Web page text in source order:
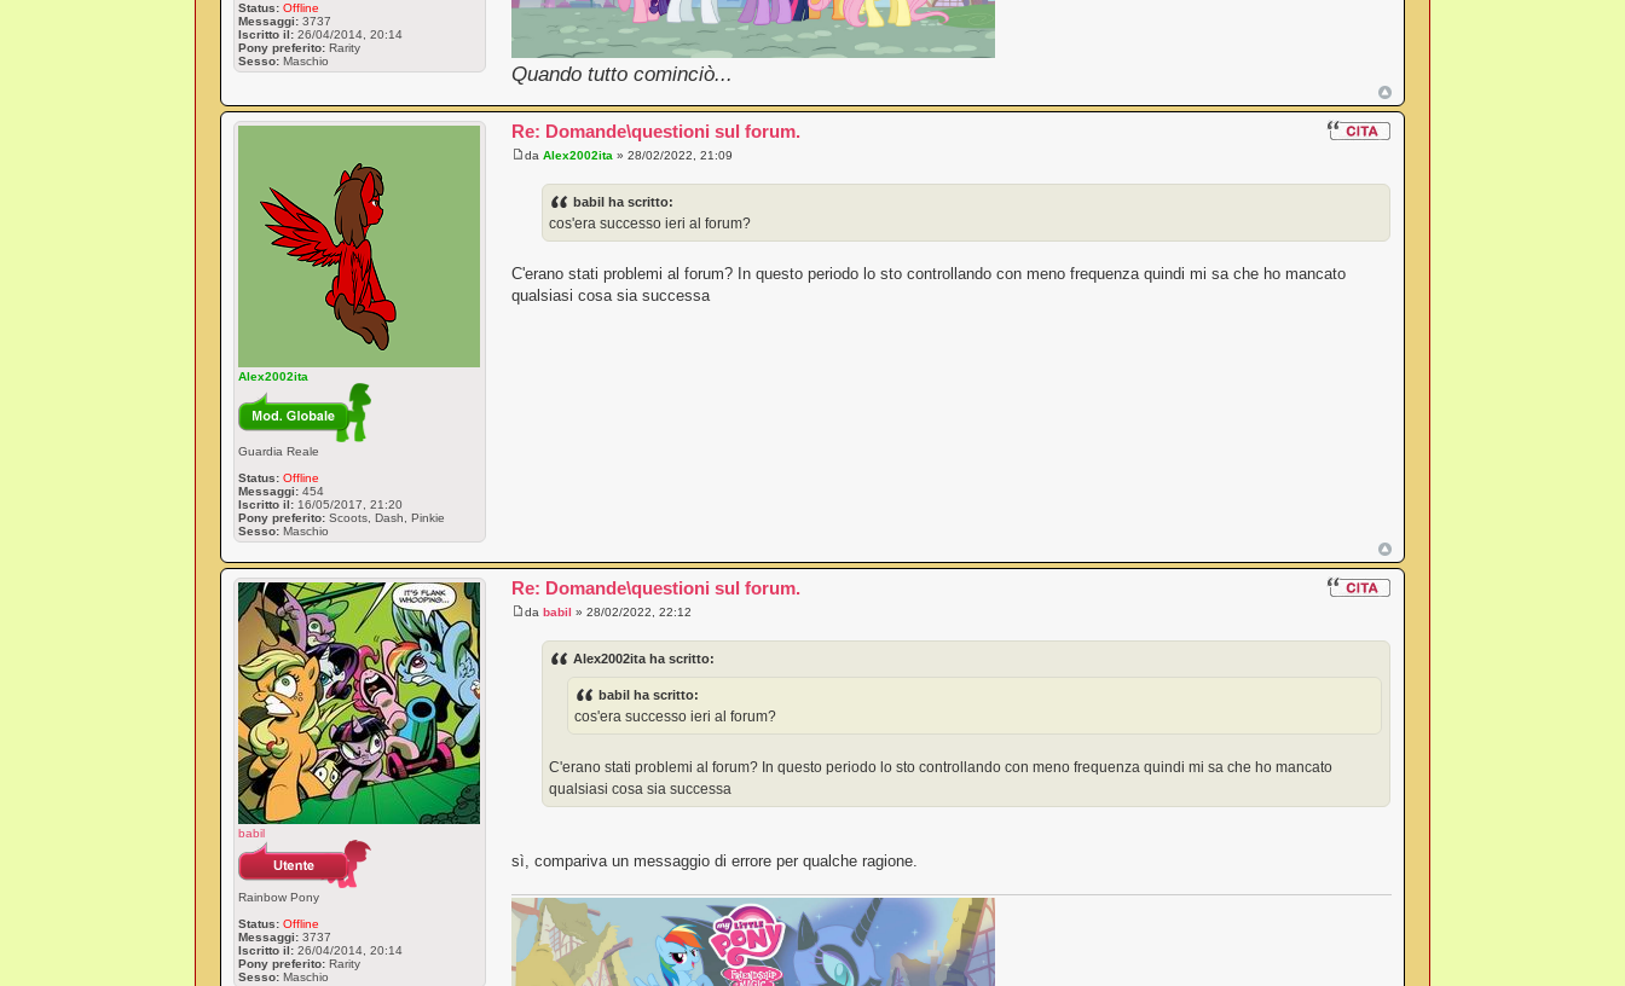
Quando tutto cominciò...
Status: Offline
Messaggi: 3737
Iscritto il: 26/04/2014, 20:14
Pony preferito: Rarity
Sesso: Maschio
Re: Domande\questioni sul forum.
da Alex2002ita » 28/02/2022, 21:09
babil ha scritto:
cos'era successo ieri al forum?
C'erano stati problemi al forum? In questo periodo lo sto controllando con meno frequenza quindi mi sa che ho mancato
qualsiasi cosa sia successa
Alex2002ita
Guardia Reale
Status: Offline
Messaggi: 454
Iscritto il: 16/05/2017, 21:20
Pony preferito: Scoots, Dash, Pinkie
Sesso: Maschio
Re: Domande\questioni sul forum.
da babil » 28/02/2022, 22:12
Alex2002ita ha scritto:
babil ha scritto:
cos'era successo ieri al forum?
C'erano stati problemi al forum? In questo periodo lo sto controllando con meno frequenza quindi mi sa che ho mancato
qualsiasi cosa sia successa
sì, compariva un messaggio di errore per qualche ragione.
babil
Rainbow Pony
Status: Offline
Messaggi: 3737
Iscritto il: 26/04/2014, 20:14
Pony preferito: Rarity
Sesso: Maschio